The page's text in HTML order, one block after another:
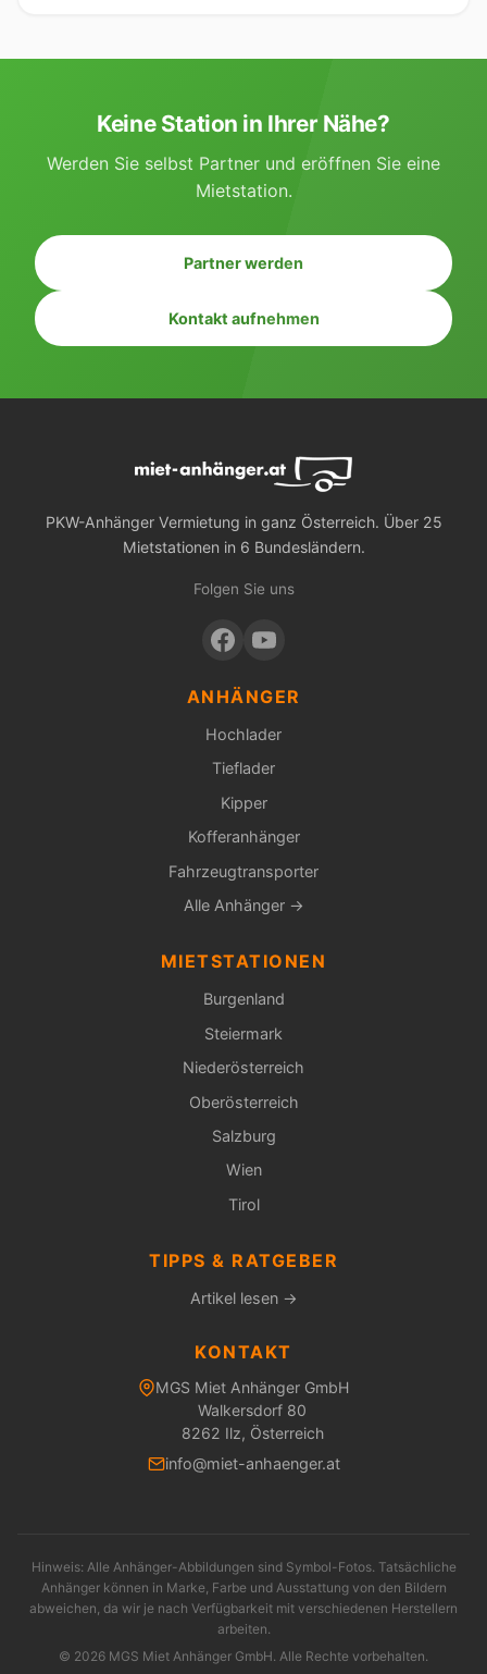
Keine Station in Ihrer Nähe?
Werden Sie selbst Partner und eröffnen Sie eine
Mietstation.
Partner werden
Kontakt aufnehmen
PKW-Anhänger Vermietung in ganz Österreich. Über 25
Mietstationen in 6 Bundesländern.
Folgen Sie uns
ANHÄNGER
Hochlader
Tieflader
Kipper
Kofferanhänger
Fahrzeugtransporter
Alle Anhänger →
MIETSTATIONEN
Burgenland
Steiermark
Niederösterreich
Oberösterreich
Salzburg
Wien
Tirol
TIPPS & RATGEBER
Artikel lesen →
KONTAKT
MGS Miet Anhänger GmbH
Walkersdorf 80
8262 Ilz, Österreich
info@miet-anhaenger.at
Hinweis: Alle Anhänger-Abbildungen sind Symbol-Fotos. Tatsächliche
Anhänger können in Marke, Farbe und Ausstattung von den Bildern
abweichen, da wir je nach Verfügbarkeit mit verschiedenen Herstellern
arbeiten.
© 2026 MGS Miet Anhänger GmbH. Alle Rechte vorbehalten.